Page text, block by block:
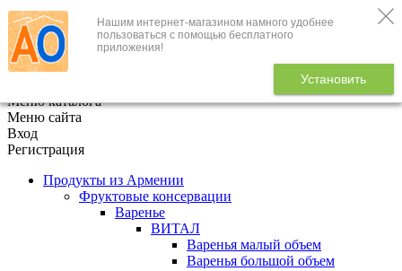
Нашим интернет-магазином намного удобнее
пользоваться с помощью бесплатного
приложения!
Установить
+7 (495) 646-888-1
В корзине
Меню каталога
Меню сайта
Вход
Регистрация
Продукты из Армении
Фруктовые консервации
Варенье
ВИТАЛ
Варенья малый объем
Варенья большой объем